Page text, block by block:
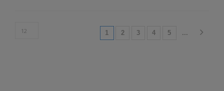
1 (current)
2 3 4 5 ...